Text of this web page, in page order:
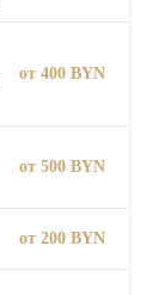
от 400 BYN
от 500 BYN
от 200 BYN